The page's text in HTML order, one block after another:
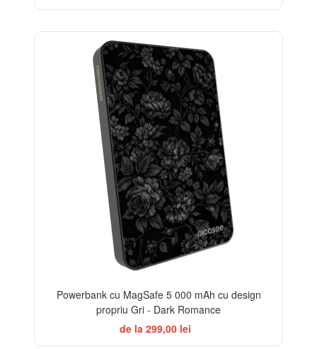
Powerbank cu MagSafe 5 000 mAh cu design
propriu Gri - Dark Romance
de la 299,00 lei